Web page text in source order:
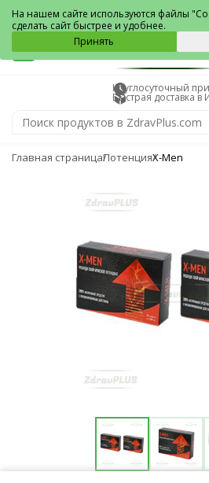
Избербаш
Круглосуточный
Быстрая доставка
Главная страницаПотенцияX-Men
На нашем сайте используются файлы
сделать сайт быстрее и удобнее.
Принять